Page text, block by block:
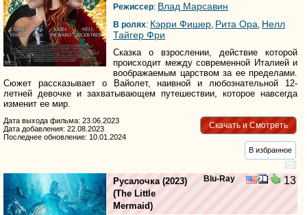
Режиссер: Влад Марсавин
В ролях: Кэрри Фишер, Рита Ора, Нелл
Тайгер Фри
Сказка о взрослении, действие которой
происходит между современной Италией и
воображаемым царством за ее пределами.
Сюжет рассказывает о Вайолет, наивной и любознательной 12-
летней девочке и захватывающем путешествии, которое навсегда
изменит ее мир.
Скачать и Смотреть
Дата выхода фильма: 23.06.2023
Дата добавления: 22.08.2023
Последнее обновление: 10.01.2024
В избранное
Blu-Ray 13
Русалочка (2023)
(The Little
Mermaid)